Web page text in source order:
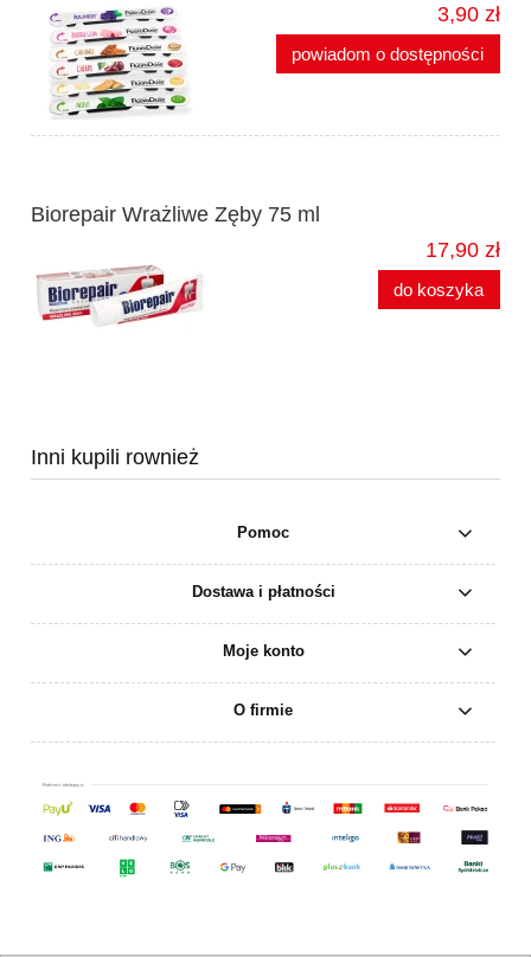
3,90 zł
powiadom o dostępności
Biorepair Wrażliwe Zęby 75 ml
17,90 zł
do koszyka
Inni kupili rownież
Pomoc
Dostawa i płatności
Moje konto
O firmie